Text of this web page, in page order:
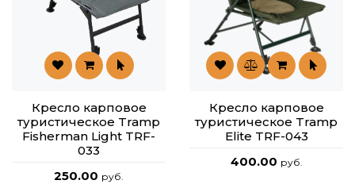
Кресло карповое
туристическое Tramp
Fisherman Light TRF-
033
250.00 руб.
Кресло карповое
туристическое Tramp
Elite TRF-043
400.00 руб.